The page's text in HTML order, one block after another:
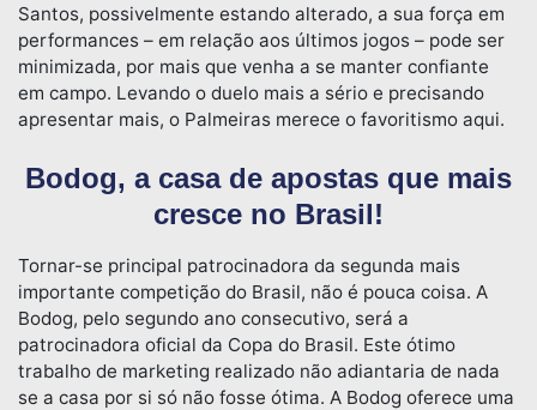
Santos, possivelmente estando alterado, a sua força em
performances – em relação aos últimos jogos – pode ser
minimizada, por mais que venha a se manter confiante
em campo. Levando o duelo mais a sério e precisando
apresentar mais, o Palmeiras merece o favoritismo aqui.
Bodog, a casa de apostas que mais
cresce no Brasil!
Tornar-se principal patrocinadora da segunda mais
importante competição do Brasil, não é pouca coisa. A
Bodog, pelo segundo ano consecutivo, será a
patrocinadora oficial da Copa do Brasil. Este ótimo
trabalho de marketing realizado não adiantaria de nada
se a casa por si só não fosse ótima. A Bodog oferece uma